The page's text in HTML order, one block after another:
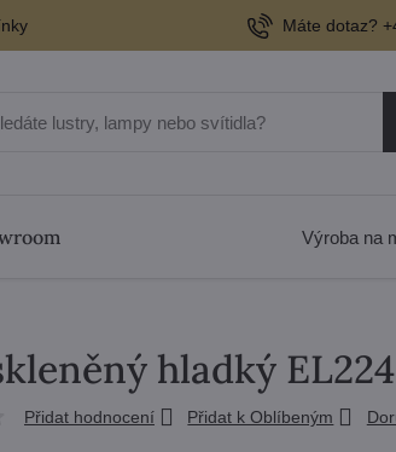
Máte dotaz?
Výroba na
hladký
Přidat hodnocení Přidat k Oblíbeným